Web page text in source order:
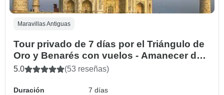
Maravillas Antiguas
Tour privado de 7 días por el Triángulo de
Oro y Benarés con vuelos - Amanecer del
Taj Mahal y Aarti del Ganges
5.0 (53 reseñas)
Duración
7 días